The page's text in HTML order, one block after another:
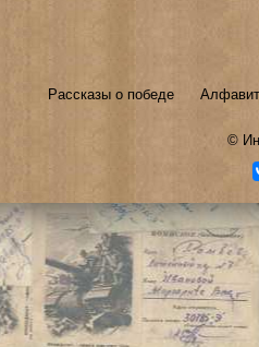
Рассказы о победе
©